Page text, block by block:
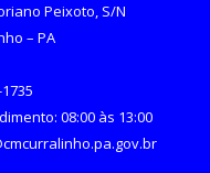
Peixoto, S/N
– PA
08:00 às 13:00